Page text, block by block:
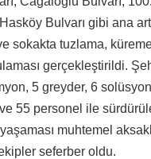
Hasköy Bulvarı gibi ana
sokakta tuzlama,
gerçekleştirildi.
5 greyder, 6
55 personel ile
muhtemel
seferber oldu.